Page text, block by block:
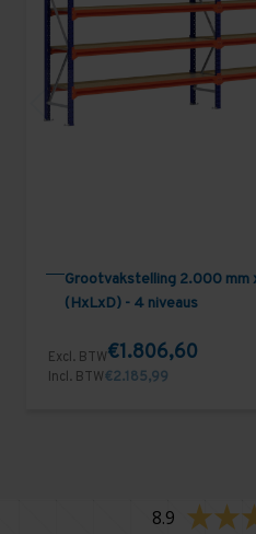
Grootvakstelling 2.000 mm
(HxLxD) - 4 niveaus
Excl. BTW€1.806,60
Incl. BTW€2.185,99
8.9